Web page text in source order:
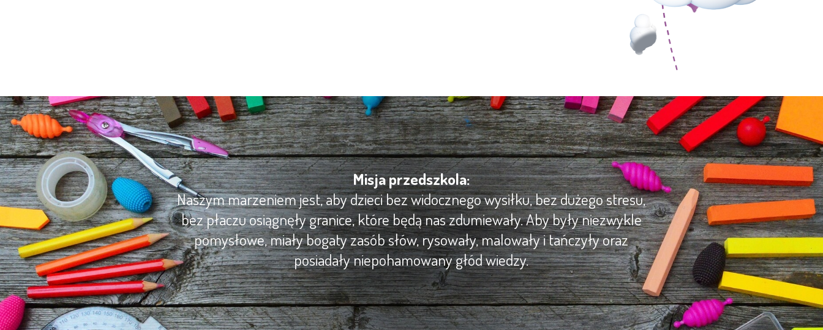
Misja przedszkola:
Naszym marzeniem jest, aby dzieci bez widocznego wysiłku, bez dużego stresu,
bez płaczu osiągnęły granice, które będą nas zdumiewały. Aby były niezwykle
pomysłowe, miały bogaty zasób słów, rysowały, malowały i tańczyły oraz
posiadały niepohamowany głód wiedzy.